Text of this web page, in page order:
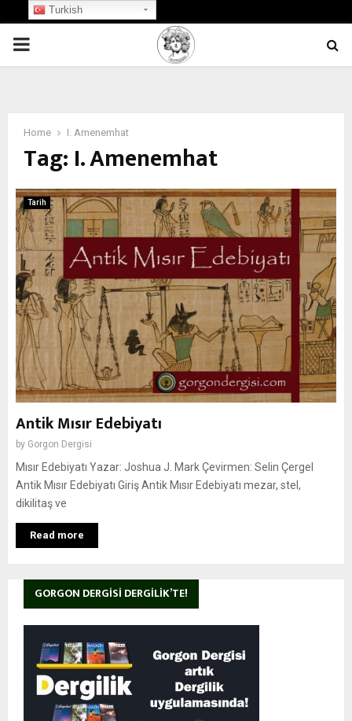
PRIMARY
Home I. Amenemhat
Tag: I. Amenemhat
Tarih
Antik Mısır Edebiyatı
by Gorgon Dergisi
Mısır Edebiyatı Yazar: Joshua J. Mark Çevirmen: Selin Çergel
Antik Mısır Edebiyatı Giriş Antik Mısır Edebiyatı mezar, stel,
dikilitaş ve
Read more
GORGON DERGISI DERGILIK’TE!
Turkish